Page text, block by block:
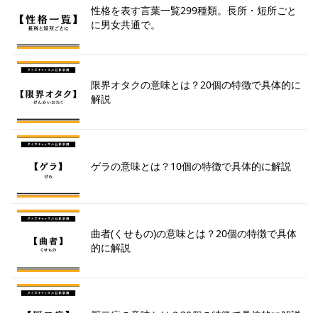
性格を表す言葉一覧299種類。長所・短所ごと
に男女共通で。
限界オタクの意味とは？20個の特徴で具体的に
解説
ゲラの意味とは？10個の特徴で具体的に解説
曲者(くせもの)の意味とは？20個の特徴で具体
的に解説